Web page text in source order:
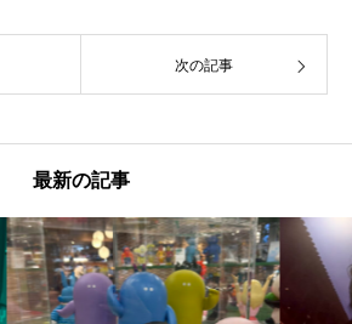
次の記事
最新の記事